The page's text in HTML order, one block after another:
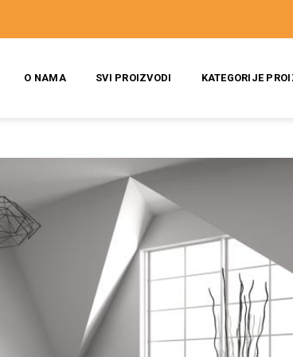
O NAMA SVI PROIZVODI KATEGORIJE